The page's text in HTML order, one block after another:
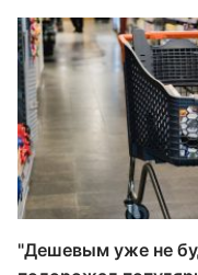
"Дешевым уже не